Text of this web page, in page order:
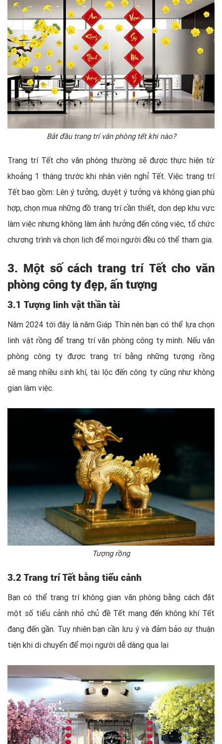
Bắt đầu trang trí văn phòng tết khi nào?
Trang trí Tết cho văn phòng thường sẽ được thực hiện từ
khoảng 1 tháng trước khi nhân viên nghỉ Tết. Việc trang trí
Tết bao gồm: Lên ý tưởng, duyệt ý tưởng và không gian phù
hợp, chọn mua những đồ trang trí cần thiết, dọn dẹp khu vực
làm việc nhưng không làm ảnh hưởng đến công việc, tổ chức
chương trình và chọn lịch để mọi người đều có thể tham gia.
3. Một số cách trang trí Tết cho văn
phòng công ty đẹp, ấn tượng
3.1 Tượng linh vật thần tài
Năm 2024 tới đây là năm Giáp Thìn nên bạn có thể lựa chọn
linh vật rồng để trang trí văn phòng công ty mình. Nếu văn
phòng công ty được trang trí bằng những tượng rồng
sẽ mang nhiều sinh khí, tài lộc đến công ty cũng như không
gian làm việc.
Tượng rồng
3.2 Trang trí Tết bằng tiểu cảnh
Bạn có thể trang trí không gian văn phòng bằng cách đặt
một số tiểu cảnh nhỏ chủ đề Tết mang đến không khí Tết
đang đến gần. Tuy nhiên bạn cần lưu ý và đảm bảo sự thuận
tiện khi di chuyển để mọi người dễ dàng qua lại